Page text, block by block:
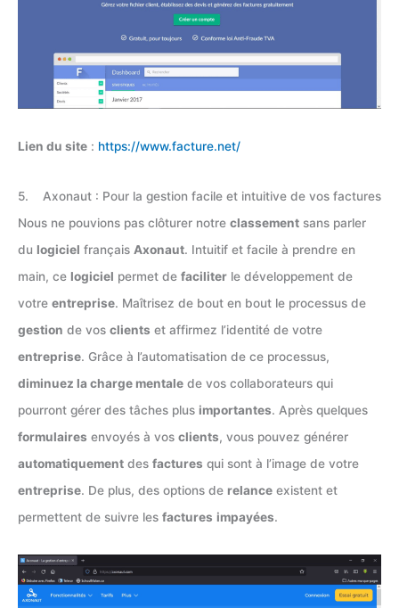
Lien du site : https://www.facture.net/
5. Axonaut : Pour la gestion facile et intuitive de vos factures
Nous ne pouvions pas clôturer notre classement sans parler
du logiciel français Axonaut. Intuitif et facile à prendre en
main, ce logiciel permet de faciliter le développement de
votre entreprise. Maîtrisez de bout en bout le processus de
gestion de vos clients et affirmez l’identité de votre
entreprise. Grâce à l’automatisation de ce processus,
diminuez la charge mentale de vos collaborateurs qui
pourront gérer des tâches plus importantes. Après quelques
formulaires envoyés à vos clients, vous pouvez générer
automatiquement des factures qui sont à l’image de votre
entreprise. De plus, des options de relance existent et
permettent de suivre les factures impayées.